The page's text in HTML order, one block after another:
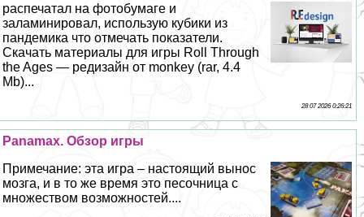
распечатал на фотобумаге и
заламинировал, использую кубики из
пандемика что отмечать показатели.
Скачать материалы для игры Roll Through
the Ages — редизайн от monkey (rar, 4.4
Mb)...
28 07 2026 0:26:21
Panamax. Обзор игры
Примечание: эта игра – настоящий вынос
мозга, и в то же время это песочница с
множеством возможностей....